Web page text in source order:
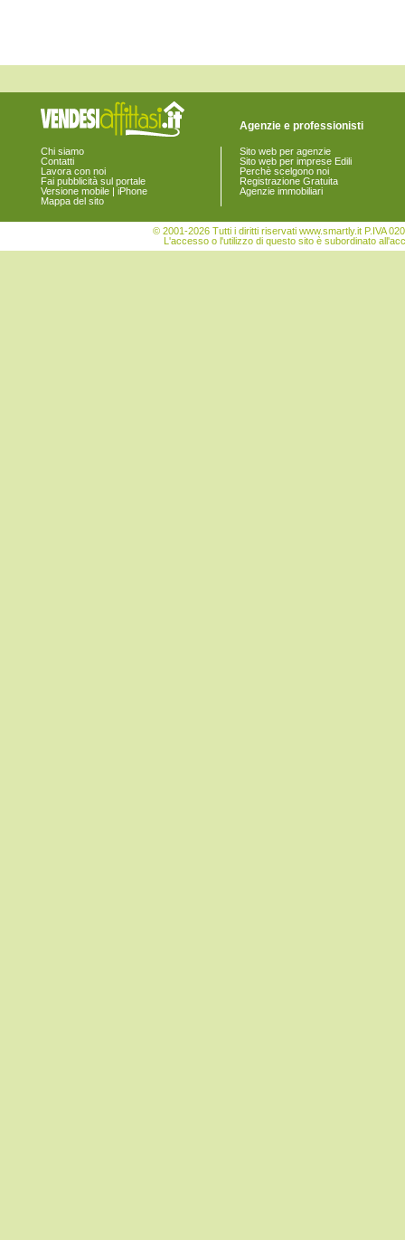
Rapagnano
Santa Vittoria in Matenano
Servigliano
Smerillo
Chi siamo
Contatti
Lavora con noi
Fai pubblicità sul portale
Versione mobile | iPhone
Mappa del sito
Agenzie e professionisti
Sito web per agenzie
Sito web per imprese Edili
Perchè scelgono noi
Registrazione Gratuita
Agenzie immobiliari
© 2001-2026 Tutti i diritti riservati www.smartly.it P.IVA
L'accesso o l'utilizzo di questo sito è subordinato